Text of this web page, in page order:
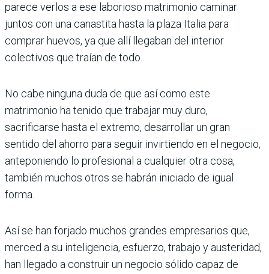
parece verlos a ese laborioso matrimonio caminar
juntos con una canastita hasta la plaza Italia para
comprar huevos, ya que allí llegaban del interior
colectivos que traían de todo.
No cabe ninguna duda de que así como este
matrimonio ha tenido que trabajar muy duro,
sacrificarse hasta el extremo, desarrollar un gran
sentido del ahorro para seguir invirtiendo en el negocio,
anteponiendo lo profesional a cualquier otra cosa,
también muchos otros se habrán iniciado de igual
forma.
Así se han forjado muchos grandes empresarios que,
merced a su inteligencia, esfuerzo, trabajo y austeridad,
han llegado a construir un negocio sólido capaz de